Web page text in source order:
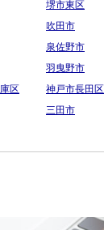
堺市東区
吹田市
泉佐野市
羽曳野市
区 神戸市長田区
三田市